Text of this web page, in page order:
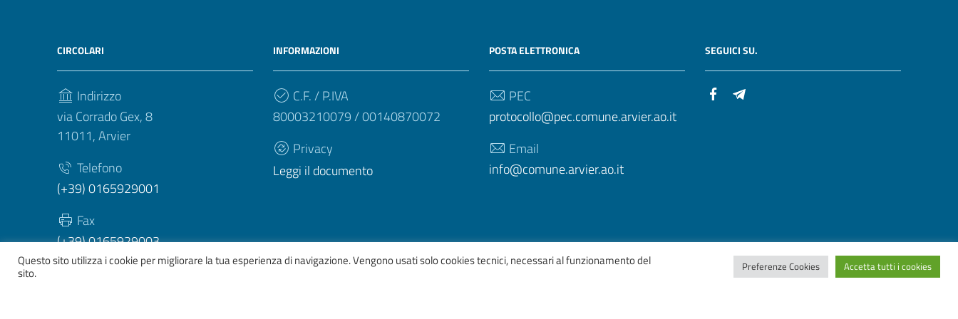
CIRCOLARI
Indirizzo
via Corrado Gex, 8
11011, Arvier
Telefono
(+39) 0165929001
Fax
(+39) 0165929003
INFORMAZIONI
C.F. / P.IVA
80003210079 / 00140870072
Privacy
Leggi il documento
POSTA ELETTRONICA
PEC
protocollo@pec.comune.arvier.ao.it
Email
info@comune.arvier.ao.it
SEGUICI SU.
Questo sito utilizza i cookie per migliorare la tua esperienza di navigazione. Vengono usati solo cookies tecnici, necessari al funzionamento del
sito. Preferenze Cookies Accetta tutti i cookies